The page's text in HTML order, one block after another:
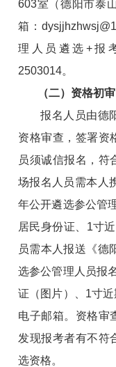
603室（德阳市泰
箱：
理人员遴选+报
2503014。
（二）资格初审
报名人员由德
资格审查，签署资
员须诚信报名，符
场报名人员需本人
年公开遴选参公管
居民身份证、1寸
员需本人报送《德
选参公管理人员报
证（图片）、1寸
电子邮箱。资格审
发现报考者有不符
选资格。